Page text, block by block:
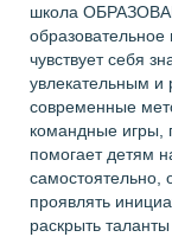
школа
образовательное
чувствует себя
увлекательным
современные
командные игры,
помогает детям
самостоятельно,
проявлять
раскрыть